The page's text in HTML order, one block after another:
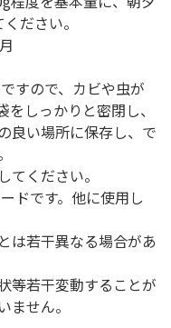
ださい。
すので、カビや虫が
しっかりと密閉し、
良い場所に保存し、で
てください。
ドです。他に使用し
は若干異なる場合があ
等若干変動することが
ません。